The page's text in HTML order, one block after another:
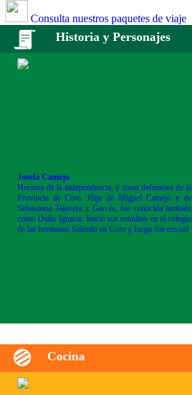
Consulta nuestros paquetes de viaje
Historia y Personajes
Josefa Camejo
Heroína de la independencia, y tenaz defensora de la
Provincia de Coro. Hija de Miguel Camejo y de
Sebastiana Talavera y Garcés, fue conocida también
como Doña Ignacia. Inició sus estudios en el colegio
de las hermanas Salcedo en Coro y luego fue enviad
Cocina